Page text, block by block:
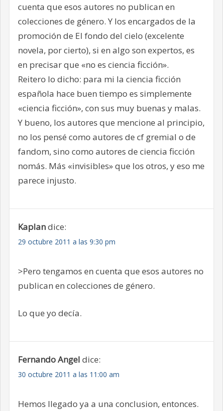
cuenta que esos autores no publican en
colecciones de género. Y los encargados de la
promoción de El fondo del cielo (excelente
novela, por cierto), si en algo son expertos, es
en precisar que «no es ciencia ficción».
Reitero lo dicho: para mi la ciencia ficción
española hace buen tiempo es simplemente
«ciencia ficción», con sus muy buenas y malas.
Y bueno, los autores que mencione al principio,
no los pensé como autores de cf gremial o de
fandom, sino como autores de ciencia ficción
nomás. Más «invisibles» que los otros, y eso me
parece injusto.
Kaplandice:
29 octubre 2011 a las 9:30 pm
>Pero tengamos en cuenta que esos autores no
publican en colecciones de género.
Lo que yo decía.
Fernando Angel dice:
30 octubre 2011 a las 11:00 am
Hemos llegado ya a una conclusion, entonces.